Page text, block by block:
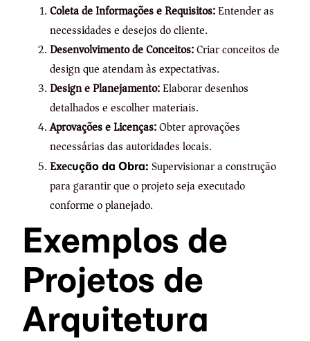
Coleta de Informações e Requisitos:Entender as
necessidades e desejos do cliente.
Desenvolvimento de Conceitos:Criar conceitos de
design que atendam às expectativas.
Design e Planejamento:Elaborar desenhos
detalhados e escolher materiais.
Aprovações e Licenças:Obter aprovações
necessárias das autoridades locais.
Execução da Obra: Supervisionar a construção
para garantir que o projeto seja executado
conforme o planejado.
Exemplos de
Projetos de
Arquitetura